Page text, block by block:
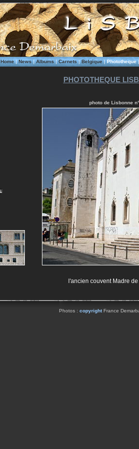
Home|News|Albums|Carnets|Belgique|Phototheque
PHOTOTHEQUE
photo de Lisbonne
l'ancien couvent Madre
Photos : copyrightFrance